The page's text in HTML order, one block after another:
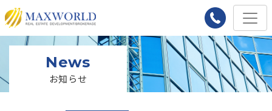
News
お知らせ